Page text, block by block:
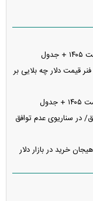
قیمت دلار چه بلایی بر
در سناریوی عدم توافق